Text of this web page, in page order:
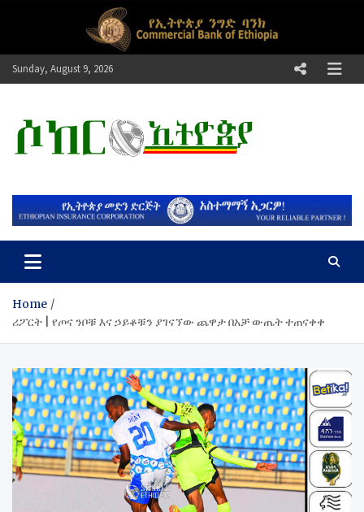
Sunday, August 9, 2026
ሶከር ኢትዮጵያ
Home
ሪፖርት | የጦና ንቦቹ እና ኃይቆቹን ያገናኘው ጨዋታ በአቻ ውጤት ተጠናቀቀ